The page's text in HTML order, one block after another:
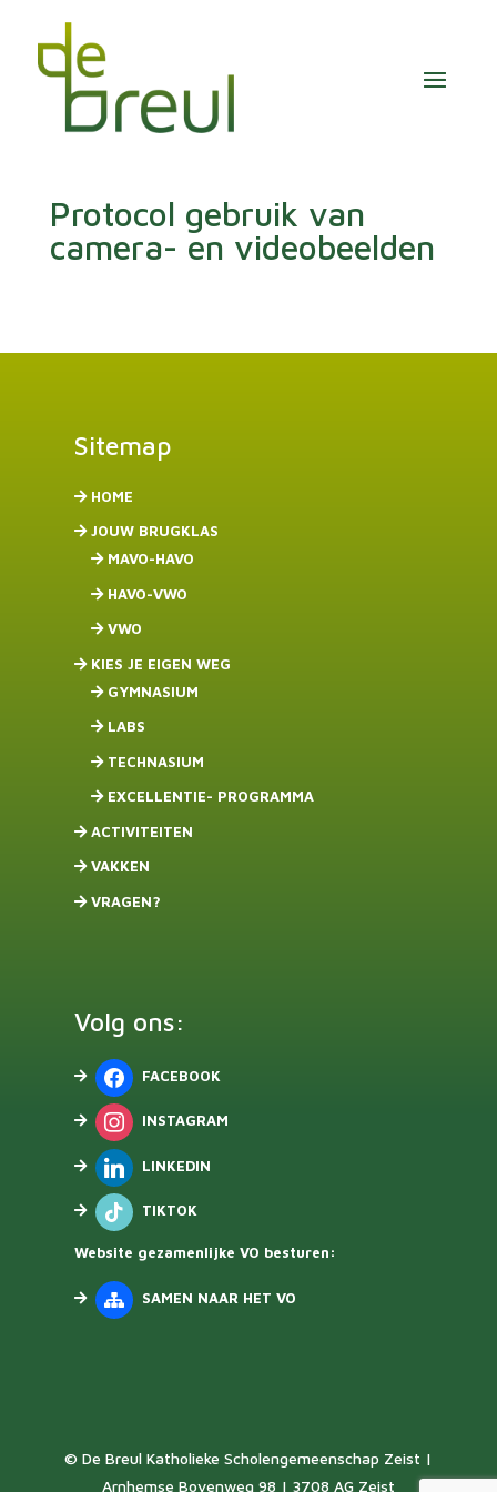
Protocol gebruik van
camera- en videobeelden
Sitemap
HOME
JOUW BRUGKLAS
MAVO-HAVO
HAVO-VWO
VWO
KIES JE EIGEN WEG
GYMNASIUM
LABS
TECHNASIUM
EXCELLENTIE- PROGRAMMA
ACTIVITEITEN
VAKKEN
VRAGEN?
Volg ons:
FACEBOOK
INSTAGRAM
LINKEDIN
TIKTOK
Website gezamenlijke VO besturen:
SAMEN NAAR HET VO
© De Breul Katholieke Scholengemeenschap Zeist |
Arnhemse Bovenweg 98 | 3708 AG Zeist